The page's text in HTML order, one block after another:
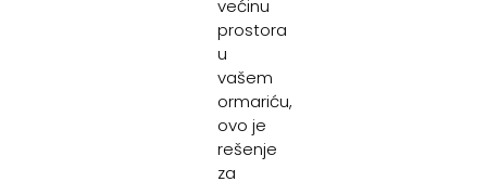
većinu
prostora
u
vašem
ormariću,
ovo je
rešenje
za